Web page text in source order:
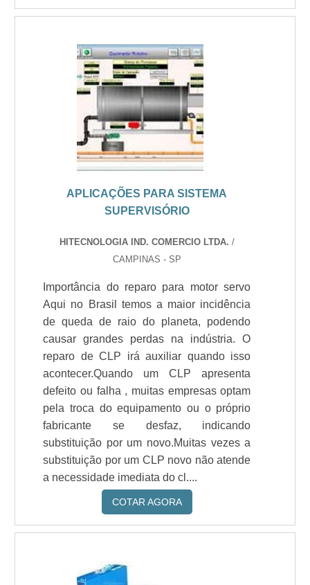
APLICAÇÕES PARA SISTEMA
SUPERVISÓRIO
HITECNOLOGIA IND. COMERCIO LTDA. /
CAMPINAS - SP
Importância do reparo para motor servo
Aqui no Brasil temos a maior incidência
de queda de raio do planeta, podendo
causar grandes perdas na indústria. O
reparo de CLP irá auxiliar quando isso
acontecer.Quando um CLP apresenta
defeito ou falha , muitas empresas optam
pela troca do equipamento ou o próprio
fabricante se desfaz, indicando
substituição por um novo.Muitas vezes a
substituição por um CLP novo não atende
a necessidade imediata do cl....
COTAR AGORA